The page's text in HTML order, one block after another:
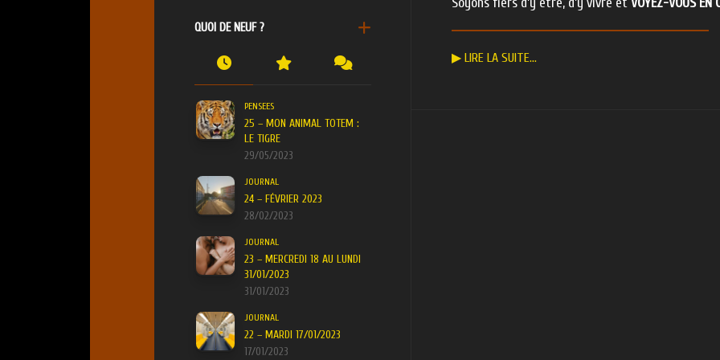
▶ LIRE LA SUITE…
QUOI DE NEUF ?
PENSEES
25 – MON ANIMAL TOTEM :
LE TIGRE
29/05/2023
JOURNAL
24 – FÉVRIER 2023
28/02/2023
JOURNAL
23 – MERCREDI 18 AU LUNDI
31/01/2023
31/01/2023
JOURNAL
22 – MARDI 17/01/2023
17/01/2023